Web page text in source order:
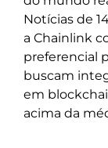
Notícias de
a Chainlink
preferencial
buscam
em
acima da